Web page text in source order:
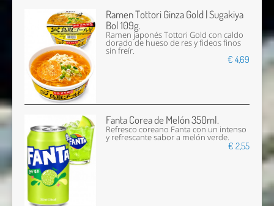
Ramen Tottori Ginza Gold | Sugakiya
Bol 109g.
Ramen japonés Tottori Gold con caldo
dorado de hueso de res y fideos finos
sin freír.
€ 4,69
Fanta Corea de Melón 350ml.
Refresco coreano Fanta con un intenso
y refrescante sabor a melón verde.
€ 2,55